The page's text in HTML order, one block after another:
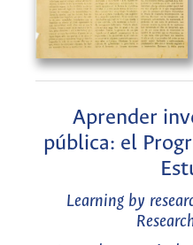
Aprender
pública: el
Learning by